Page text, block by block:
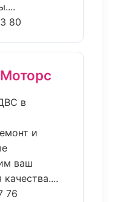
80
в
и
ваш
76